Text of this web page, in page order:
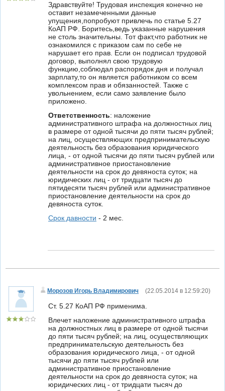
Здравствуйте! Трудовая инспекция конечно не
оставит незамеченными данные
упущения,попробуют привлечь по статье 5.27
КоАП РФ. Боритесь,ведь указанные нарушения
не столь значительны. Тот факт,что работник не
ознакомился с приказом сам по себе не
нарушает его прав. Если он подписал трудовой
договор, выполнял свою трудовую
функцию,соблюдал распорядок дня и получал
зарплату,то он является работником со всем
комплексом прав и обязанностей. Также с
увольнением, если само заявление было
приложено.
Ответственность: наложение
административного штрафа на должностных лиц
в размере от одной тысячи до пяти тысяч рублей;
на лиц, осуществляющих предпринимательскую
деятельность без образования юридического
лица, - от одной тысячи до пяти тысяч рублей или
административное приостановление
деятельности на срок до девяноста суток; на
юридических лиц - от тридцати тысяч до
пятидесяти тысяч рублей или административное
приостановление деятельности на срок до
девяноста суток.
Срок давности - 2 мес.
Морозов Игорь Владимирович (22.05.2014 в 12:59:20)
Ст. 5.27 КоАП РФ применима.
Влечет наложение административного штрафа
на должностных лиц в размере от одной тысячи
до пяти тысяч рублей; на лиц, осуществляющих
предпринимательскую деятельность без
образования юридического лица, - от одной
тысячи до пяти тысяч рублей или
административное приостановление
деятельности на срок до девяноста суток; на
юридических лиц - от тридцати тысяч до